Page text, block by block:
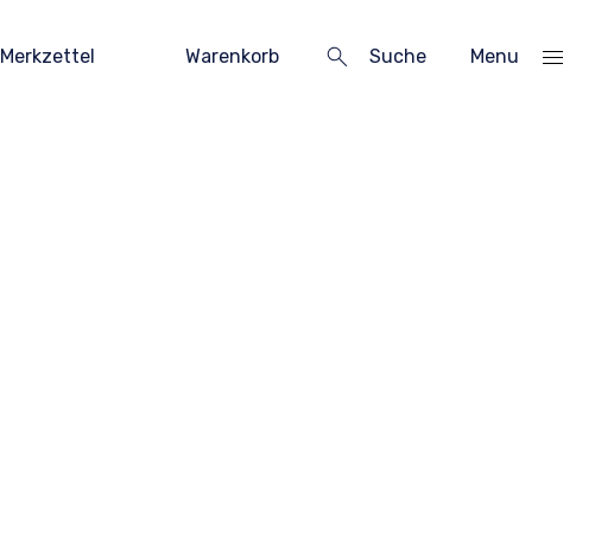
Merkzettel Warenkorb Suche Menu